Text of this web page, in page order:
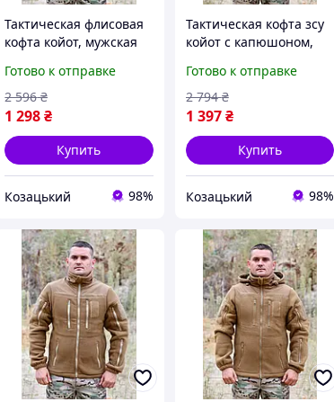
Тактическая флисовая
кофта койот, мужская
теплая армейская
флиска койот 60 asovfji
Готово к отправке
1 298₴
2 596 ₴
Купить
Козацький 98%
Тактическая кофта зсу
койот с капюшоном,
кофта, теплая
армейская флиска
койот 46 asovfji
Готово к отправке
1 397 ₴
2 794 ₴
Купить
Козацький 98%